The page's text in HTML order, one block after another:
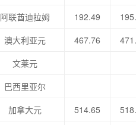
阿联酋迪拉姆
192.49
澳大利亚元
467.76
文莱元
巴西里亚尔
加拿大元
514.65